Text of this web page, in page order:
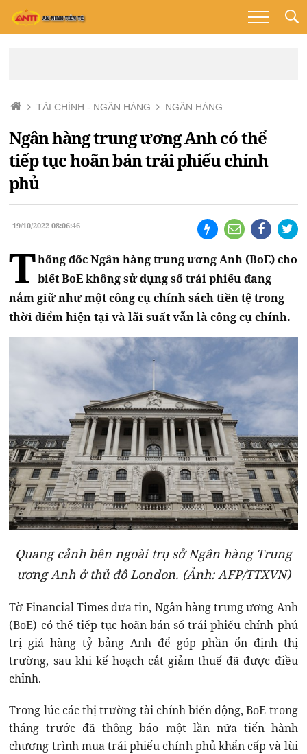
TÀI CHÍNH - NGÂN HÀNG NGÂN HÀNG
Ngân hàng trung ương Anh có thể
tiếp tục hoãn bán trái phiếu chính
phủ
19/10/2022 08:06:46
Thống đốc Ngân hàng trung ương Anh (BoE) cho
biết BoE không sử dụng số trái phiếu đang
nắm giữ như một công cụ chính sách tiền tệ trong
thời điểm hiện tại và lãi suất vẫn là công cụ chính.
Quang cảnh bên ngoài trụ sở Ngân hàng Trung
ương Anh ở thủ đô London. (Ảnh: AFP/TTXVN)
Tờ Financial Times đưa tin, Ngân hàng trung ương Anh
(BoE) có thể tiếp tục hoãn bán số trái phiếu chính phủ
trị giá hàng tỷ bảng Anh để góp phần ổn định thị
trường, sau khi kế hoạch cắt giảm thuế đã được điều
chỉnh.
Trong lúc các thị trường tài chính biến động, BoE trong
tháng trước đã thông báo một lần nữa tiến hành
chương trình mua trái phiếu chính phủ khẩn cấp và lùi